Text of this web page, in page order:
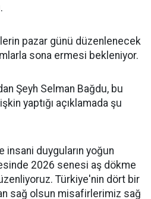
pazar günü düzenlenecek
sona ermesi bekleniyor.
Şeyh Selman Bağdu, bu
yaptığı açıklamada şu
insani duyguların yoğun
2026 senesi aş dökme
Türkiye'nin dört bir
sağ olsun misafirlerimiz sağ